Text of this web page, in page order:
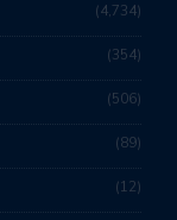
4,734
354
506
89
12